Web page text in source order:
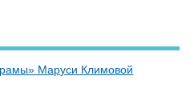
Маруси Климовой